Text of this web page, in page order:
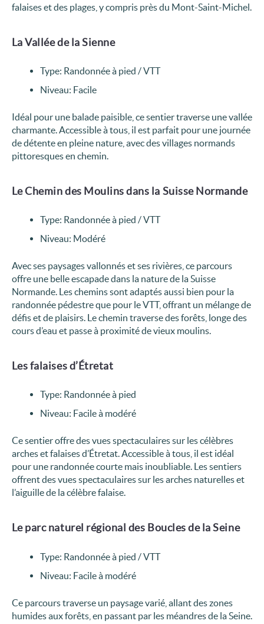
falaises et des plages, y compris près du Mont-Saint-Michel.
La Vallée de la Sienne
Type: Randonnée à pied / VTT
Niveau: Facile
Idéal pour une balade paisible, ce sentier traverse une vallée
charmante. Accessible à tous, il est parfait pour une journée
de détente en pleine nature, avec des villages normands
pittoresques en chemin.
Le Chemin des Moulins dans la Suisse Normande
Type: Randonnée à pied / VTT
Niveau: Modéré
Avec ses paysages vallonnés et ses rivières, ce parcours
offre une belle escapade dans la nature de la Suisse
Normande. Les chemins sont adaptés aussi bien pour la
randonnée pédestre que pour le VTT, offrant un mélange de
défis et de plaisirs. Le chemin traverse des forêts, longe des
cours d’eau et passe à proximité de vieux moulins.
Les falaises d’Étretat
Type: Randonnée à pied
Niveau: Facile à modéré
Ce sentier offre des vues spectaculaires sur les célèbres
arches et falaises d’Étretat. Accessible à tous, il est idéal
pour une randonnée courte mais inoubliable. Les sentiers
offrent des vues spectaculaires sur les arches naturelles et
l’aiguille de la célèbre falaise.
Le parc naturel régional des Boucles de la Seine
Type: Randonnée à pied / VTT
Niveau: Facile à modéré
Ce parcours traverse un paysage varié, allant des zones
humides aux forêts, en passant par les méandres de la Seine.